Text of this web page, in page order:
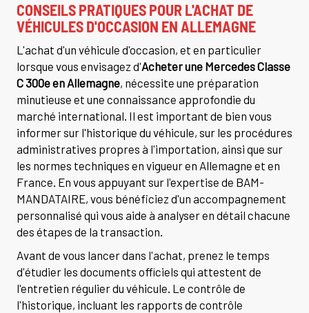
CONSEILS PRATIQUES POUR L'ACHAT DE
VÉHICULES D'OCCASION EN ALLEMAGNE
L'achat d'un véhicule d'occasion, et en particulier
lorsque vous envisagez d'Acheter une Mercedes Classe
C 300e en Allemagne, nécessite une préparation
minutieuse et une connaissance approfondie du
marché international. Il est important de bien vous
informer sur l'historique du véhicule, sur les procédures
administratives propres à l'importation, ainsi que sur
les normes techniques en vigueur en Allemagne et en
France. En vous appuyant sur l'expertise de BAM-
MANDATAIRE, vous bénéficiez d'un accompagnement
personnalisé qui vous aide à analyser en détail chacune
des étapes de la transaction.
Avant de vous lancer dans l'achat, prenez le temps
d'étudier les documents officiels qui attestent de
l'entretien régulier du véhicule. Le contrôle de
l'historique, incluant les rapports de contrôle